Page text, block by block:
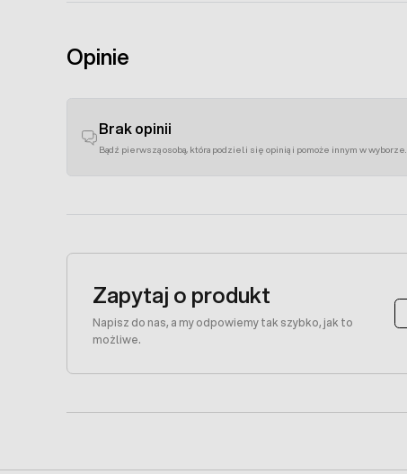
Opinie
Brak opinii
Bądź pierwszą osobą, która podzieli się opinią i pomoże innym w wyborze.
Zapytaj o produkt
Napisz do nas, a my odpowiemy tak szybko, jak to
możliwe.